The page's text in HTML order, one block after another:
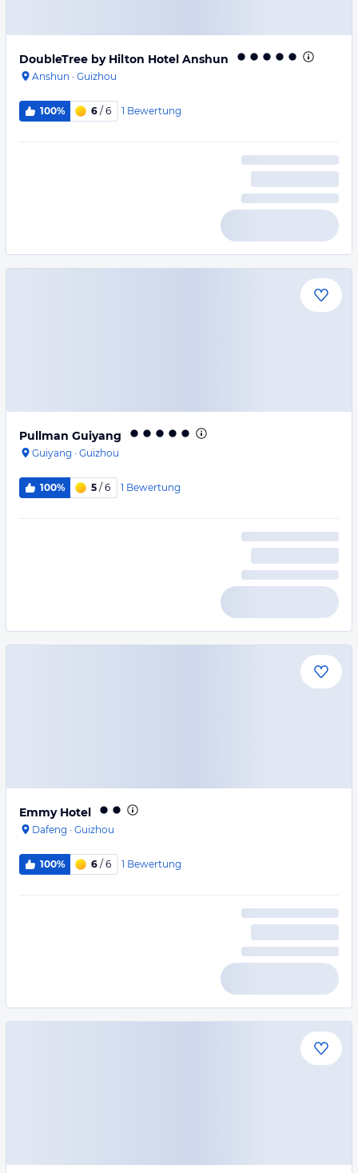
DoubleTree by Hilton Hotel Anshun
Anshun · Guizhou
100% 6 / 6 1 Bewertung
Pullman Guiyang
Guiyang · Guizhou
100% 5 / 6 1 Bewertung
Emmy Hotel
Dafeng · Guizhou
100% 6 / 6 1 Bewertung